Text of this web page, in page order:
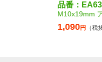
品番：
M10x19mm
1,090円 （税